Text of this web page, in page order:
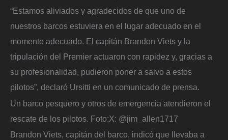
“Estamos aliviados y agradecidos de que uno de
nuestros barcos estuviera en el lugar adecuado en el
momento adecuado. El capitán Brandon Viets y la
tripulación del Premier actuaron con rapidez y, gracias a
su profesionalidad, pudieron poner a salvo a estos
pilotos”, declaró Ursitti en un comunicado de prensa.
Un barco pesquero y otros de emergencia atendieron el
rescate de los pilotos. Foto:X: @jim_allen1717
Brandon Viets, capitán del barco, indicó que llevaba a